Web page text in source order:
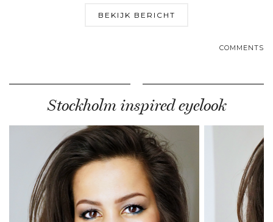
BEKIJK BERICHT
COMMENTS
Stockholm inspired eyelook